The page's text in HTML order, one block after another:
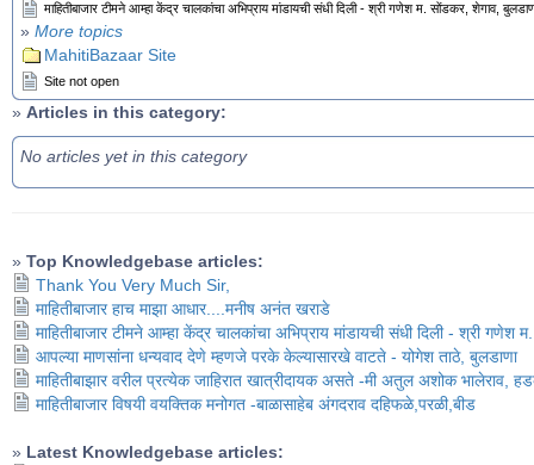
माहितीबाजार टीमने आम्हा केंद्र चालकांचा अभिप्राय मांडायची संधी दिली - श्री गणेश म. सोंडकर, शेगाव,
» More topics
MahitiBazaar Site
Site not open
» Articles in this category:
No articles yet in this category
» Top Knowledgebase articles:
Thank You Very Much Sir,
माहितीबाजार हाच माझा आधार....मनीष अनंत खराडे
माहितीबाजार टीमने आम्हा केंद्र चालकांचा अभिप्राय मांडायची संधी दिली - श्री गणेश
आपल्या माणसांना धन्यवाद देणे म्हणजे परके केल्यासारखे वाटते - योगेश ताठे, बुलडाणा
माहितीबाझार वरील प्रत्येक जाहिरात खात्रीदायक असते -मी अतुल अशोक भालेराव,
माहितीबाजार विषयी वयक्तिक मनोगत -बाळासाहेब अंगदराव दहिफळे,परळी,बीड
» Latest Knowledgebase articles: